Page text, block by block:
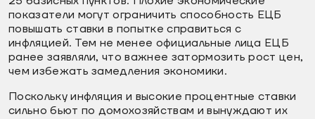
показатели могут ограничить способность ЕЦБ
повышать ставки в попытке справиться с
инфляцией. Тем не менее официальные лица ЕЦБ
ранее заявляли, что важнее затормозить рост цен,
чем избежать замедления экономики.
Поскольку инфляция и высокие процентные ставки
сильно бьют по домохозяйствам и вынуждают их